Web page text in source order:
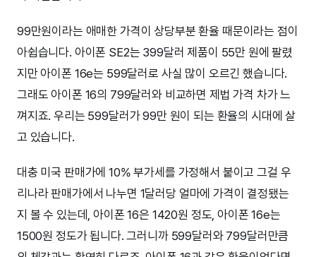
99만원이라는 애매한 가격이 상당부분 환율 때문이라는 점이
아쉽습니다. 아이폰 SE2는 399달러 제품이 55만 원에 팔렸
지만 아이폰 16e는 599달러로 사실 많이 오르긴 했습니다.
그래도 아이폰 16의 799달러와 비교하면 제법 가격 차가 느
껴지죠. 우리는 599달러가 99만 원이 되는 환율의 시대에 살
고 있습니다.
대충 미국 판매가에 10% 부가세를 가정해서 붙이고 그걸 우
리나라 판매가에서 나누면 1달러당 얼마에 가격이 결정됐는
지 볼 수 있는데, 아이폰 16은 1420원 정도, 아이폰 16e는
1500원 정도가 됩니다. 그러니까 599달러와 799달러만큼